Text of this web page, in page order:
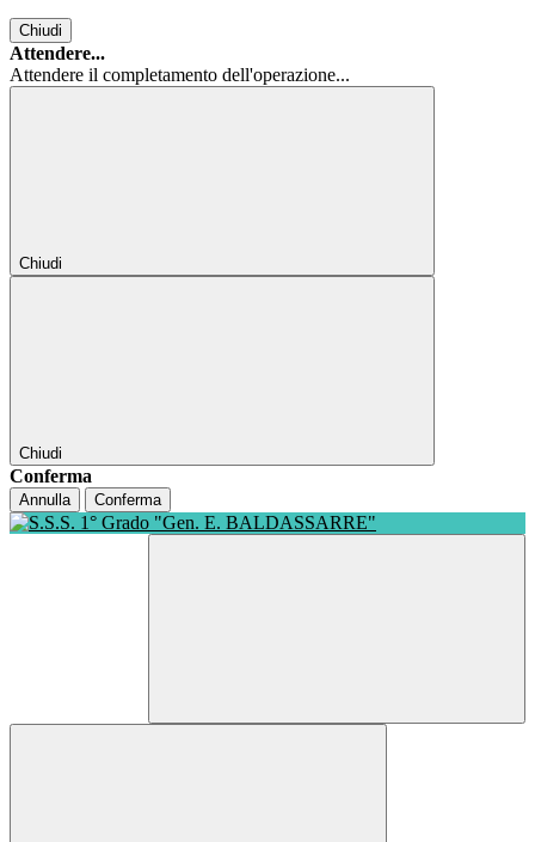
Chiudi
Attendere...
Attendere il completamento dell'operazione...
Chiudi
Chiudi
Conferma
Annulla Conferma